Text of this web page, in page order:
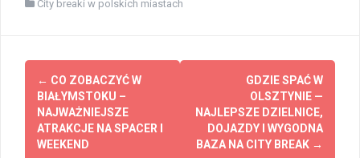
City breaki w polskich miastach
Post
navigation
← CO ZOBACZYĆ W
BIAŁYMSTOKU –
NAJWAŻNIEJSZE
ATRAKCJE NA SPACER I
WEEKEND
GDZIE SPAĆ W
OLSZTYNIE —
NAJLEPSZE DZIELNICE,
DOJAZDY I WYGODNA
BAZA NA CITY BREAK →